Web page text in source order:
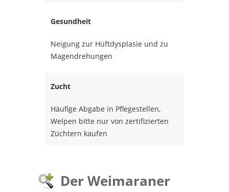
Gesundheit
Neigung zur Hüftdysplasie und zu
Magendrehungen
Zucht
Häufige Abgabe in Pflegestellen,
Welpen bitte nur von zertifizierten
Züchtern kaufen
Der Weimaraner